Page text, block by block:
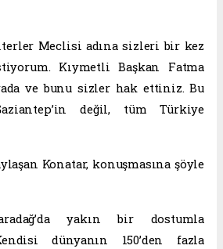
Meclisi adına sizleri bir kez
Kıymetli Başkan Fatma
ve bunu sizler hak ettiniz. Bu
değil, tüm Türkiye
Konatar, konuşmasına şöyle
yakın bir dostumla
dünyanın 150’den fazla